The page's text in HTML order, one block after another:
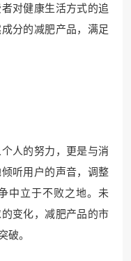
对健康生活方式的追
分的减肥产品，满足
人的努力，更是与消
听用户的声音，调整
中立于不败之地。未
变化，减肥产品的市
破。